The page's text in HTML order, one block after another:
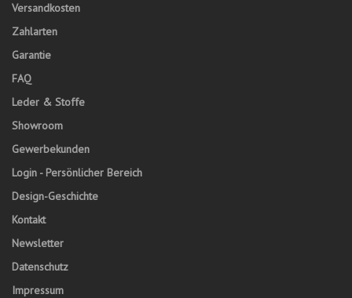
Versandkosten
Zahlarten
Garantie
FAQ
Leder & Stoffe
Showroom
Gewerbekunden
Login - Persönlicher Bereich
Design-Geschichte
Kontakt
Newsletter
Datenschutz
Impressum